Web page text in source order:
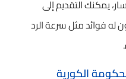
يمكنك التقديم إلى
فوائد مثل سرعة الرد